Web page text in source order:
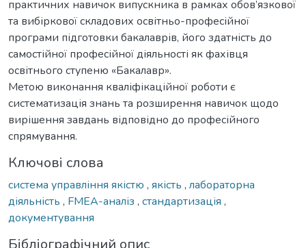
практичних навичок випускника в рамках обов’язкової
та вибіркової складових освітньо-професійної
програми підготовки бакалаврів, його здатність до
самостійної професійної діяльності як фахівця
освітнього ступеню «Бакалавр».
Метою виконання кваліфікаційної роботи є
систематизація знань та розширення навичок щодо
вирішення завдань відповідно до професійного
спрямування.
Ключові слова
система управління якістю , якість , лабораторна
діяльність , FMEA-аналіз , стандартизація ,
документування
Бібліографічний опис